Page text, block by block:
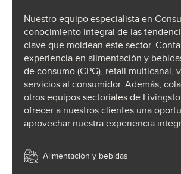
Nuestro equipo especialista en
conocimiento integral de las
clave que moldean este sector.
experiencia en alimentación y
de consumo (CPG), retail multicanal,
servicios al consumidor. Además,
otros equipos sectoriales de
ofrecer a nuestros clientes una
aprovechar nuestra experiencia
Alimentación y bebidas